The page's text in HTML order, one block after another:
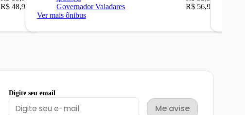
R$ 48,90
Governador Valadares
R$ 56,90
Ver mais ônibus
Digite seu email
Me avise